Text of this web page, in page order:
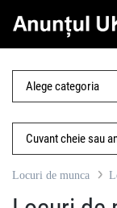
Locuri de munca